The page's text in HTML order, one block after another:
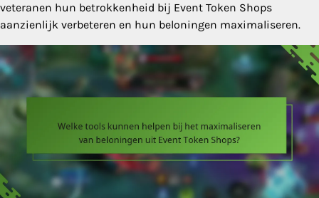
veteranen hun betrokkenheid bij Event Token Shops
aanzienlijk verbeteren en hun beloningen maximaliseren.